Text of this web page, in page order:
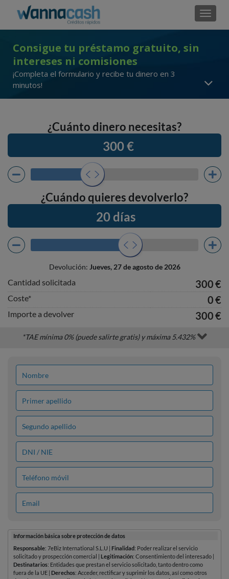
Consigue tu préstamo gratuito, sin
intereses ni comisiones
¡Completa el formulario y recibe tu dinero en 3
minutos!